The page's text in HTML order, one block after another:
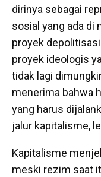
dirinya sebagai
sosial yang ada di
proyek
proyek ideologis
tidak lagi
menerima bahwa
yang harus
jalur kapitalisme,
Kapitalisme
meski rezim saat